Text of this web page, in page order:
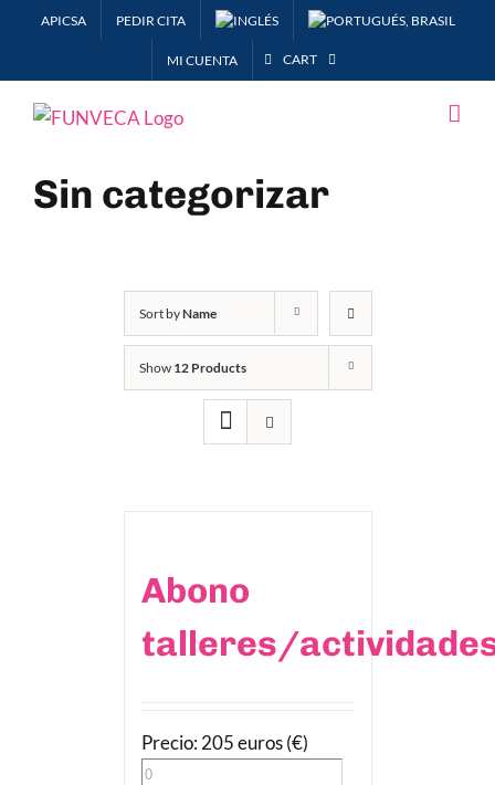
APICSA PEDIR CITA
MI CUENTA CART
Sin categorizar
Sort byName
Show 12 Products
Abono
talleres/
Precio: 205 euros (€)